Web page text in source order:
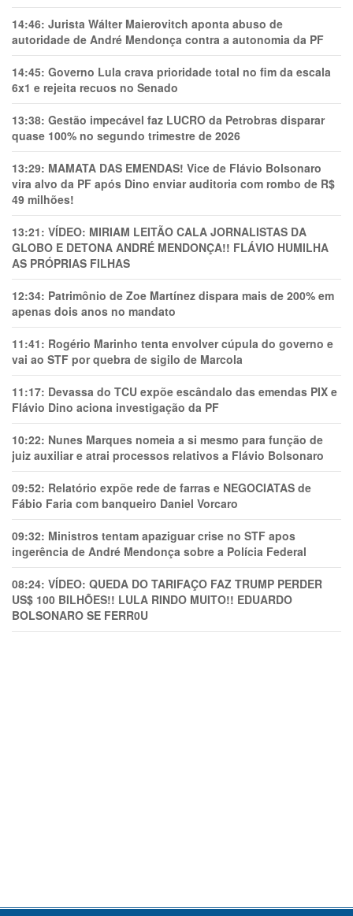
14:46: Jurista Wálter Maierovitch aponta abuso de
autoridade de André Mendonça contra a autonomia da PF
14:45: Governo Lula crava prioridade total no fim da escala
6x1 e rejeita recuos no Senado
13:38: Gestão impecável faz LUCRO da Petrobras disparar
quase 100% no segundo trimestre de 2026
13:29: MAMATA DAS EMENDAS! Vice de Flávio Bolsonaro
vira alvo da PF após Dino enviar auditoria com rombo de R$
49 milhões!
13:21: VÍDEO: MIRIAM LEITÃO CALA JORNALISTAS DA
GLOBO E DETONA ANDRÉ MENDONÇA!! FLÁVIO HUMILHA
AS PRÓPRIAS FILHAS
12:34: Patrimônio de Zoe Martínez dispara mais de 200% em
apenas dois anos no mandato
11:41: Rogério Marinho tenta envolver cúpula do governo e
vai ao STF por quebra de sigilo de Marcola
11:17: Devassa do TCU expõe escândalo das emendas PIX e
Flávio Dino aciona investigação da PF
10:22: Nunes Marques nomeia a si mesmo para função de
juiz auxiliar e atrai processos relativos a Flávio Bolsonaro
09:52: Relatório expõe rede de farras e NEGOCIATAS de
Fábio Faria com banqueiro Daniel Vorcaro
09:32: Ministros tentam apaziguar crise no STF apos
ingerência de André Mendonça sobre a Polícia Federal
08:24: VÍDEO: QUEDA DO TARIFAÇO FAZ TRUMP PERDER
US$ 100 BILHÕES!! LULA RINDO MUITO!! EDUARDO
BOLSONARO SE FERR0U